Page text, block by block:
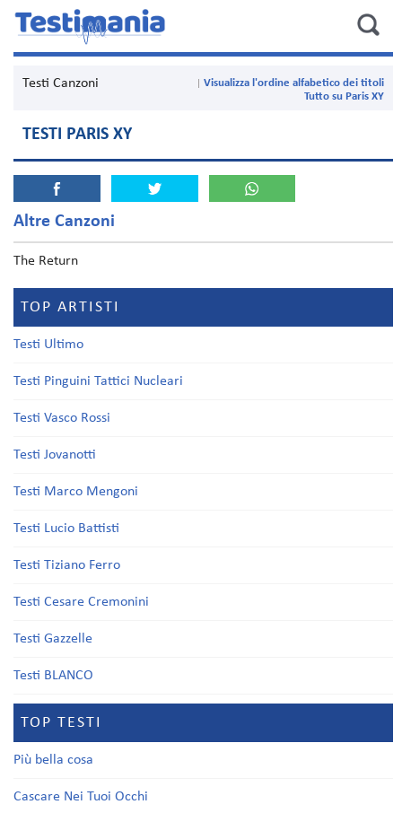
Testi Canzoni
Visualizza l'ordine alfabetico dei titoli
Tutto su Paris XY
TESTI PARIS XY
Altre Canzoni
The Return
TOP ARTISTI
Testi Ultimo
Testi Pinguini Tattici Nucleari
Testi Vasco Rossi
Testi Jovanotti
Testi Marco Mengoni
Testi Lucio Battisti
Testi Tiziano Ferro
Testi Cesare Cremonini
Testi Gazzelle
Testi BLANCO
TOP TESTI
Più bella cosa
Cascare Nei Tuoi Occhi